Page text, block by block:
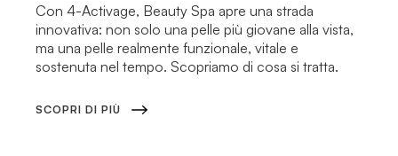
Con 4-Activage, Beauty Spa apre una strada
innovativa: non solo una pelle più giovane alla vista,
ma una pelle realmente funzionale, vitale e
sostenuta nel tempo. Scopriamo di cosa si tratta.
SCOPRI DI PIÙ